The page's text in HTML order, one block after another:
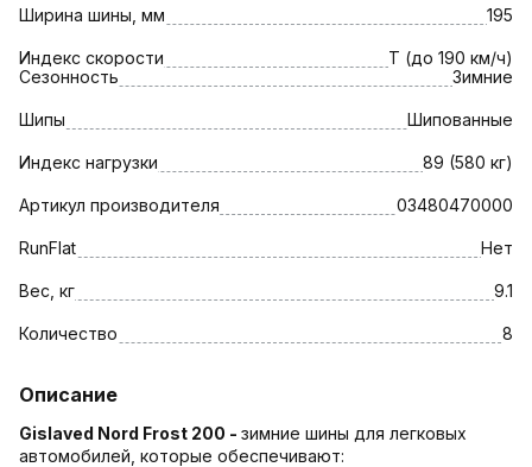
Ширина шины, мм 195
Индекс скорости
T (до 190 км/ч)
Сезонность
Зимние
Шипы Шипованные
Индекс нагрузки 89 (580 кг)
Артикул производителя 03480470000
RunFlat Нет
Вес, кг 9.1
Количество 8
Описание
Gislaved Nord Frost 200 - зимние шины для легковых
автомобилей, которые обеспечивают: